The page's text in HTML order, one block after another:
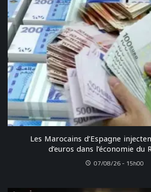
Les Marocains d’Espagne
d’euros dans l’économie du
07/08/26 - 15h00